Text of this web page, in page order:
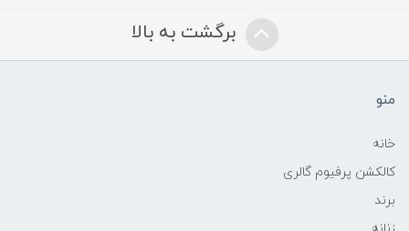
برگشت به بالا
منو
خانه
کالکشن پرفیوم گالری
برند